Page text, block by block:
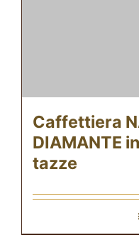
Caffettiera
DIAMANTE
tazze